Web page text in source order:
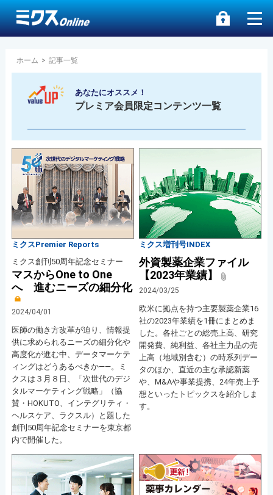
ホーム > 記事一覧
あなたにオススメ！
プレミア会員限定コンテンツ一覧
ミクスPremier Reports
ミクス創刊50周年記念セミナー
マスからOne to One
へ 進むニーズの細分化
2024/04/01
医師の働き方改革が迫り、情報提
供に求められるニーズの細分化や
高度化が進む中、データマーケテ
ィングはどうあるべきか――。ミ
クスは３月８日、「次世代のデジ
タルマーケティング戦略」（協
賛・HOKUTO、インテグリティ・
ヘルスケア、ラクスル）と題した
創刊50周年記念セミナーを東京都
内で開催した。
ミクス増刊号INDEX
外資製薬企業ファイル
【2023年業績】
2024/03/25
欧米に拠点を持つ主要製薬企業16
社の2023年業績を1冊にまとめま
した。各社ごとの総売上高、研究
開発費、純利益、各社主力品の売
上高（地域別含む）の時系列デー
タのほか、直近の主な承認新薬
や、M&Aや事業提携、24年売上予
想といったトピックスを紹介しま
す。